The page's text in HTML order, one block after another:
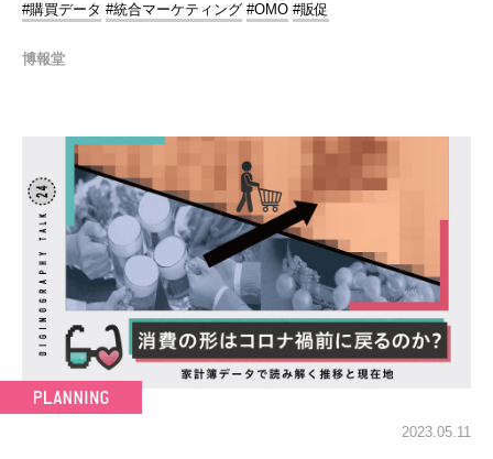
#購買データ #統合マーケティング #OMO #販促
博報堂
2023.05.11